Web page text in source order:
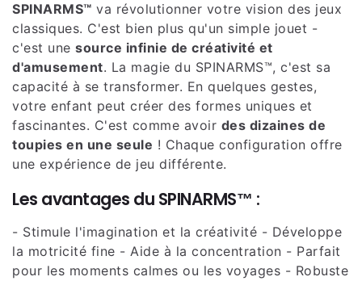
SPINARMS™ va révolutionner votre vision des jeux
classiques. C'est bien plus qu'un simple jouet -
c'est une source infinie de créativité et
d'amusement. La magie du SPINARMS™, c'est sa
capacité à se transformer. En quelques gestes,
votre enfant peut créer des formes uniques et
fascinantes. C'est comme avoir des dizaines de
toupies en une seule ! Chaque configuration offre
une expérience de jeu différente.
Les avantages du SPINARMS™ :
- Stimule l'imagination et la créativité - Développe
la motricité fine - Aide à la concentration - Parfait
pour les moments calmes ou les voyages - Robuste